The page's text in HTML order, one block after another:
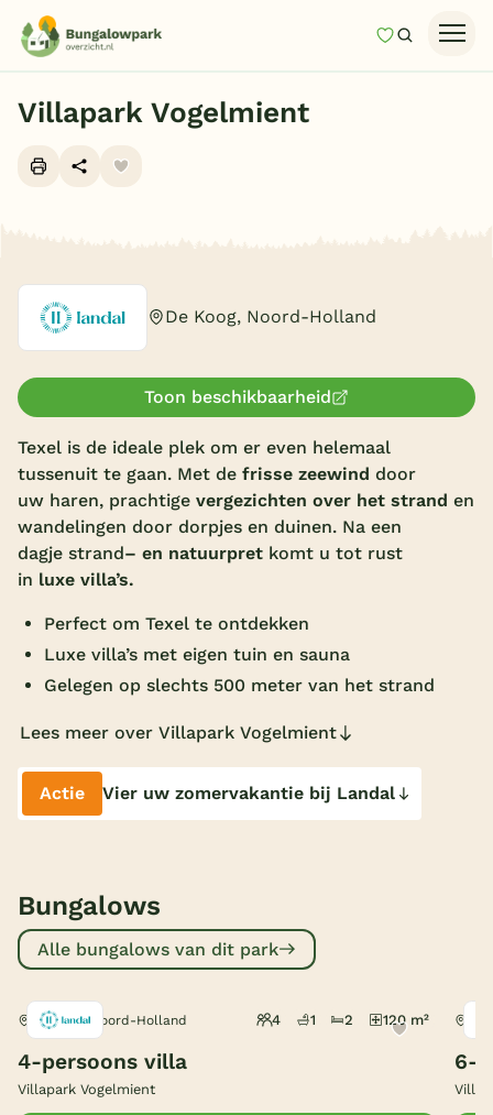
MijnZoeken
Last minutes
Onze vakantiegidsen
Subtropisch zwembad
Overdekt zwembad
Wildwaterbaan
Alle populaire faciliteiten
Bestemmingen
Nederland
Limburg
België
Villapark Vogelmient
De Koog, Noord-Holland
Toon beschikbaarheid
Texel is de ideale plek om er even helemaal
tussenuit te gaan. Met de frisse zeewind door
uw haren, prachtige vergezichten over het strand en
wandelingen door dorpjes en duinen. Na een
dagje strand– en natuurpret komt u tot rust
in luxe villa’s.
Perfect om Texel te ontdekken
Luxe villa’s met eigen tuin en sauna
Gelegen op slechts 500 meter van het strand
Lees meer over Villapark Vogelmient
Actie Vier uw zomervakantie bij Landal
Bungalows
Alle bungalows van dit park
De Koog, Noord-Holland 4 1 2 120 m²
4-persoons villa
Villapark Vogelmient
6-